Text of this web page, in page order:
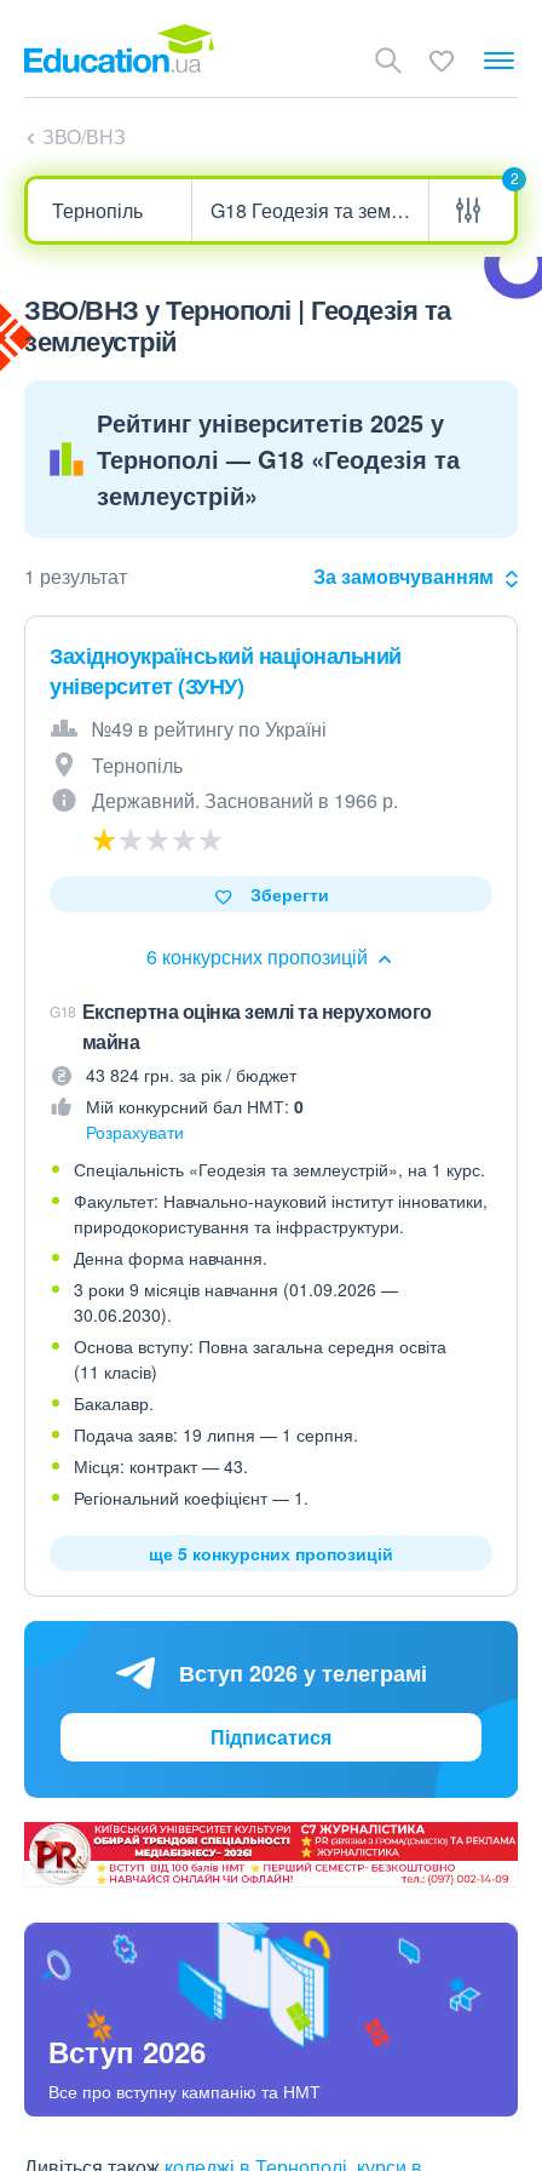
ЗВО/ВНЗ
2
ЗВО/ВНЗ у Тернополі | Геодезія та
землеустрій
Рейтинг університетів 2025 у
Тернополі — G18 «Геодезія та
землеустрій»
1 результат За замовчуванням
Західноукраїнський національний
університет (ЗУНУ)
№49 в рейтингу по Україні
Тернопіль
Державний. Заснований в 1966 р.
6 конкурсних пропозицій
Зберегти
G18 Експертна оцінка землі та нерухомого
майна
43 824 грн. за рік / бюджет
Мій конкурсний бал НМТ: 0
Розрахувати
Спеціальність «Геодезія та землеустрій», на 1 курс.
Факультет: Навчально-науковий інститут інноватики,
природокористування та інфраструктури.
Денна форма навчання.
3 роки 9 місяців навчання (01.09.2026 —
30.06.2030).
Основа вступу: Повна загальна середня освіта
(11 класів)
Бакалавр.
Подача заяв: 19 липня — 1 серпня.
Місця: контракт — 43.
Регіональний коефіцієнт — 1.
ще 5 конкурсних пропозицій
Вступ 2026 у телеграмі
Підписатися
Вступ 2026
Все про вступну кампанію та НМТ